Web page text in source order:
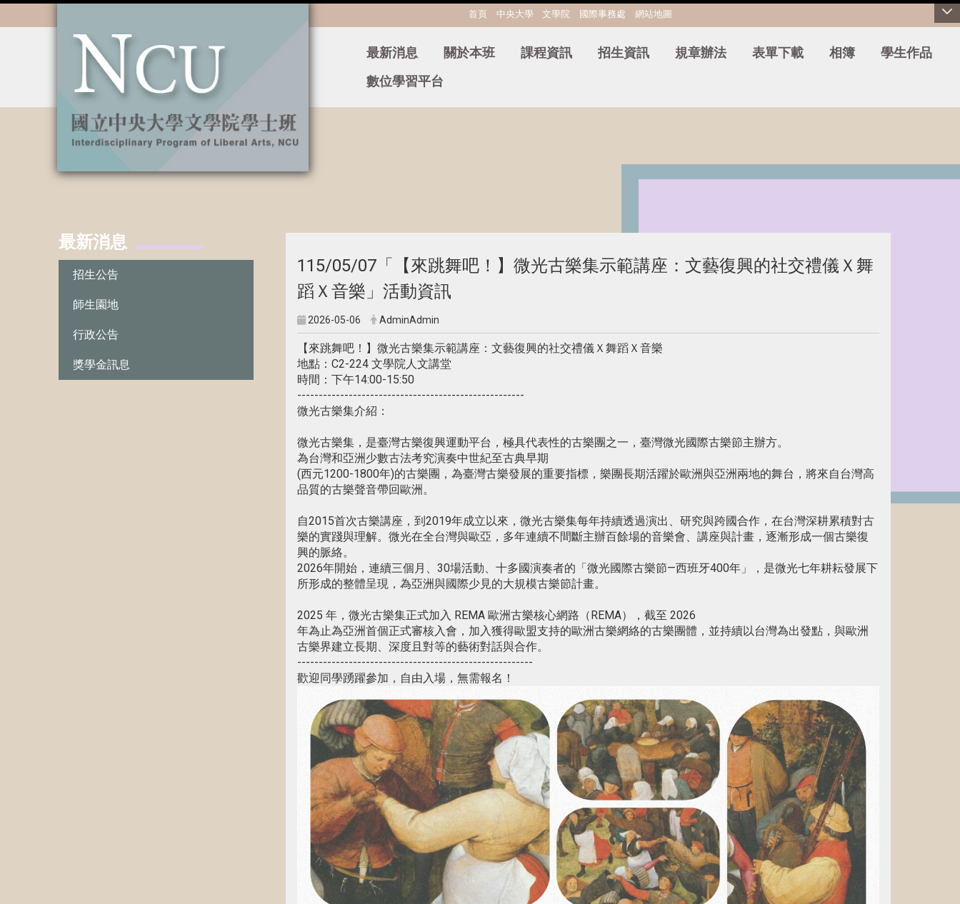
首頁 中央大學 文學院 國際事務處 網站地圖
最新消息 關於本班 課程資訊 招生資訊 規章辦法 表單下載 相簿
學生作品
數位學習平台
最新消息
招生公告
師生園地
行政公告
獎學金訊息
115/05/07「【來跳舞吧！】微光古樂集示範講座：文藝復興的社交禮儀Ｘ舞
蹈Ｘ音樂」活動資訊
2026-05-06 AdminAdmin
【來跳舞吧！】微光古樂集示範講座：文藝復興的社交禮儀Ｘ舞蹈Ｘ音樂
地點：C2-224 文學院人文講堂
時間：下午14:00-15:50
-----------------------------------------------------
微光古樂集介紹：
微光古樂集，是臺灣古樂復興運動平台，極具代表性的古樂團之一，臺灣微光國際古樂節主辦方。
為台灣和亞洲少數古法考究演奏中世紀至古典早期
(西元1200-1800年)的古樂團，為臺灣古樂發展的重要指標，樂團長期活躍於歐洲與亞洲兩地的舞台，將來自台灣高
品質的古樂聲音帶回歐洲。
自2015首次古樂講座，到2019年成立以來，微光古樂集每年持續透過演出、研究與跨國合作，在台灣深耕累積對古
樂的實踐與理解。微光在全台灣與歐亞，多年連續不間斷主辦百餘場的音樂會、講座與計畫，逐漸形成一個古樂復
興的脈絡。
2026年開始，連續三個月、30場活動、十多國演奏者的「微光國際古樂節—西班牙400年」，是微光七年耕耘發展下
所形成的整體呈現，為亞洲與國際少見的大規模古樂節計畫。
2025 年，微光古樂集正式加入 REMA 歐洲古樂核心網路（REMA），截至 2026
年為止為亞洲首個正式審核入會，加入獲得歐盟支持的歐洲古樂網絡的古樂團體，並持續以台灣為出發點，與歐洲
古樂界建立長期、深度且對等的藝術對話與合作。
-------------------------------------------------------
歡迎同學踴躍參加，自由入場，無需報名！